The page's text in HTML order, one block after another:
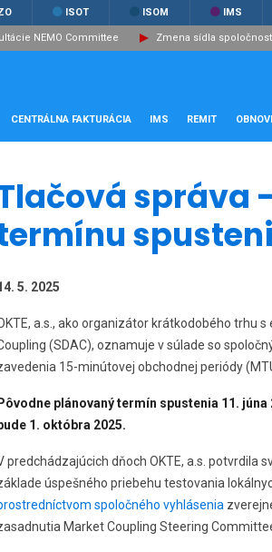
ISOT ISOM IMS
NEMO Committee Zmena sídla
CENTRÁLNA FAKTURÁCIA IMS REMIT
správa
5. 2025
a.s., ako organizátor krátkodobého trhu
(SDAC), oznamuje v súlade so
15-minútovej obchodnej periódy
Pôvodne plánovaný termín spustenia 11.
bude 1. októbra 2025.
predchádzajúcich dňoch OKTE, a.s. potvrdila
úspešného priebehu testovania
spoločného vyhlásenia
Market Coupling Steering